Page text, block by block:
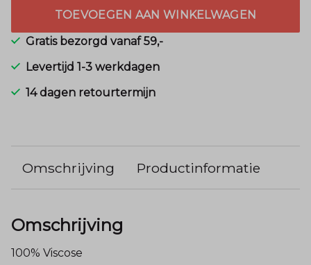
TOEVOEGEN AAN WINKELWAGEN
Gratis bezorgd vanaf 59,-
Levertijd 1-3 werkdagen
14 dagen retourtermijn
Omschrijving Productinformatie
Omschrijving
100% Viscose